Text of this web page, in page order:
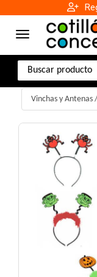
Toggle navigation
Vinchas y Antenas /